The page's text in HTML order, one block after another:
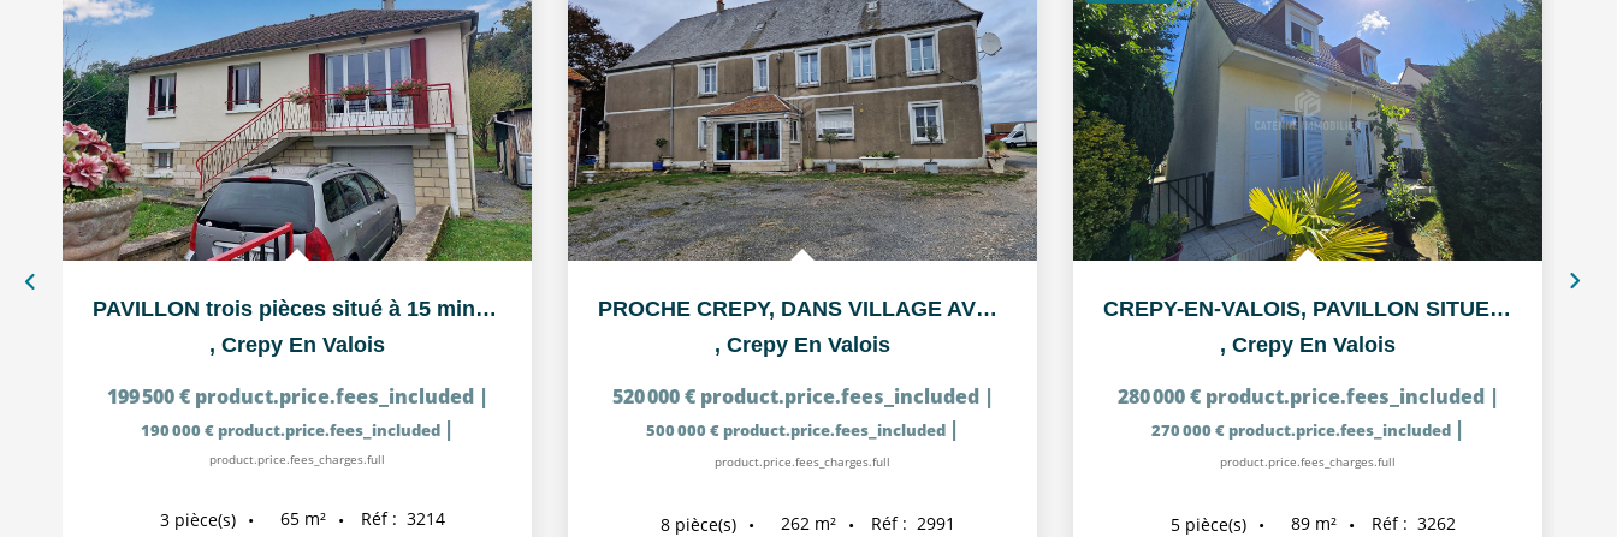
PAVILLON trois pièces situé à 15 minutes de CREPY-EN-VALOIS
, Crepy En Valois
199 500 € product.price.fees_included |
190 000 € product.price.fees_included |
product.price.fees_charges.full
3 pièce(s) 65 m² Réf : 3214
PROCHE CREPY, DANS VILLAGE AVEC ACCES DIRECT RN2
, Crepy En Valois
520 000 € product.price.fees_included |
500 000 € product.price.fees_included |
product.price.fees_charges.full
8 pièce(s) 262 m² Réf : 2991
CREPY-EN-VALOIS, PAVILLON SITUE DANS UN QUARTIER CALME
, Crepy En Valois
280 000 € product.price.fees_included |
270 000 € product.price.fees_included |
product.price.fees_charges.full
5 pièce(s) 89 m² Réf : 3262